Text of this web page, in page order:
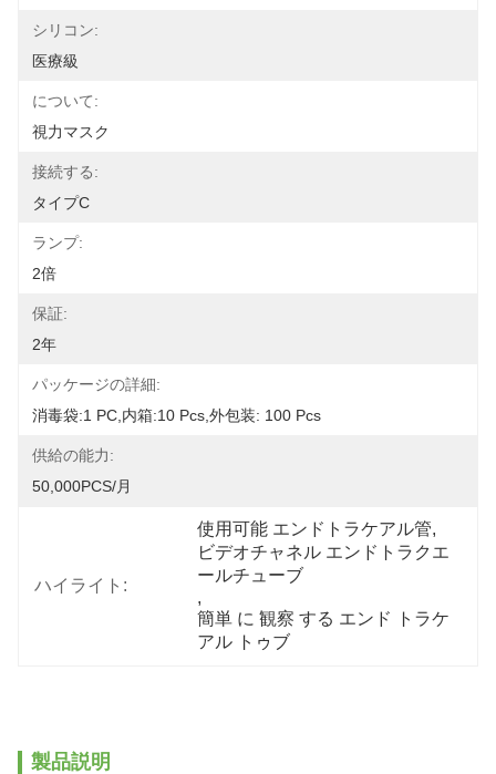
シリコン:
医療級
について:
視力マスク
接続する:
タイプC
ランプ:
2倍
保証:
2年
パッケージの詳細:
消毒袋:1 PC,内箱:10 Pcs,外包装: 100 Pcs
供給の能力:
50,000PCS/月
ハイライト:
使用可能 エンドトラケアル管,
ビデオチャネル エンドトラクエ
ールチューブ
,
簡単 に 観察 する エンド トラケ
アル トゥブ
製品説明